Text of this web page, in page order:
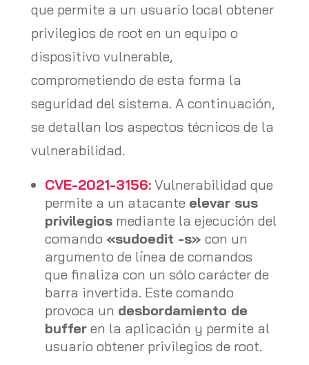
que permite a un usuario local obtener
privilegios de root en un equipo o
dispositivo vulnerable,
comprometiendo de esta forma la
seguridad del sistema. A continuación,
se detallan los aspectos técnicos de la
vulnerabilidad.
CVE-2021-3156:Vulnerabilidad que
permite a un atacante elevar sus
privilegiosmediante la ejecución del
comando «sudoedit -s» con un
argumento de línea de comandos
que finaliza con un sólo carácter de
barra invertida. Este comando
provoca un desbordamiento de
bufferen la aplicación y permite al
usuario obtener privilegios de root.